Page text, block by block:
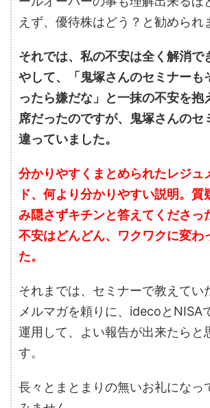
えず、優待株はどう？と勧められ
それでは、私の不安は全く解消で
やして、「鬼塚さんのセミナーも
ったら嫌だな」と一抹の不安を抱
席だったのですが、鬼塚さんのセ
違っていました。
分かりやすくまとめられたレジュ
ド、何より分かりやすい説明。質
み隠さずキチンと答えてくださっ
不安はどんどん、ワクワクに変わ
た。
それまでは、セミナーで教えてい
メルマガを頼りに、idecoとNISA
運用して、よい報告が出来たらと
す。
長々とまとまりの無いお礼になっ